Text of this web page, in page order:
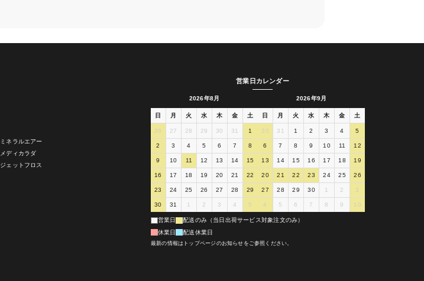
ミネラルエアー
メディカラダ
ジェットフロス
営業日カレンダー
2026年8月
日 月 火 水 木 金 土
26 27 28 29 30 31 1
2 3 4 5 6 7 8
9 10 11 12 13 14 15
16 17 18 19 20 21 22
23 24 25 26 27 28 29
30 31 1 2 3 4 5
2026年9月
日 月 火 水 木 金 土
30 31 1 2 3 4 5
6 7 8 9 10 11 12
13 14 15 16 17 18 19
20 21 22 23 24 25 26
27 28 29 30 1 2 3
4 5 6 7 8 9 10
営業日
配送のみ（当日出荷サービス対象注文のみ）
休業日
配送休業日
最新の情報はトップページのお知らせをご参照ください。